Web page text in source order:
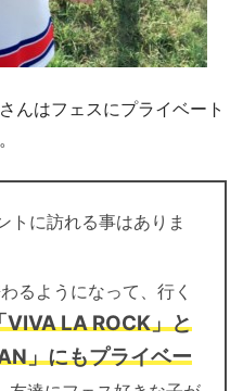
んはフェスにプライベート
トに訪れる事はありま
るようになって、行く
VIVA LA ROCK」と
」にもプライベー